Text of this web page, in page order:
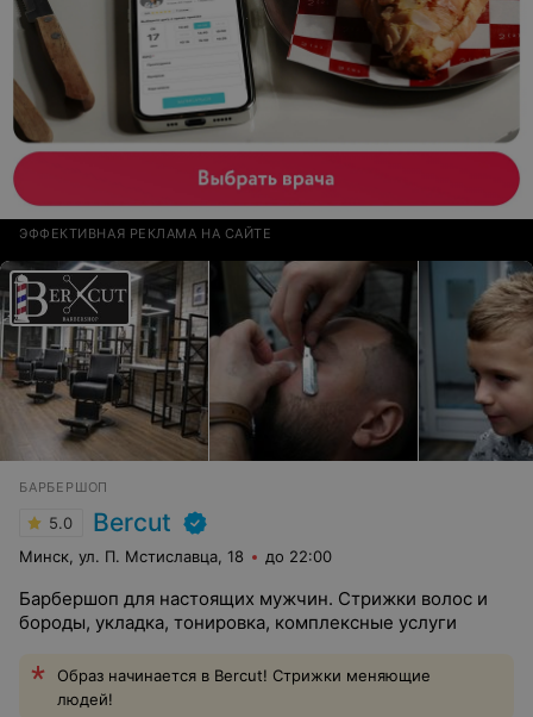
ЭФФЕКТИВНАЯ РЕКЛАМА НА САЙТЕ
БАРБЕРШОП
5.0 Bercut
Минск, ул. П. Мстиславца, 18 до 22:00
Барбершоп для настоящих мужчин. Стрижки волос и
бороды, укладка, тонировка, комплексные услуги
Образ начинается в Bercut! Стрижки меняющие
людей!